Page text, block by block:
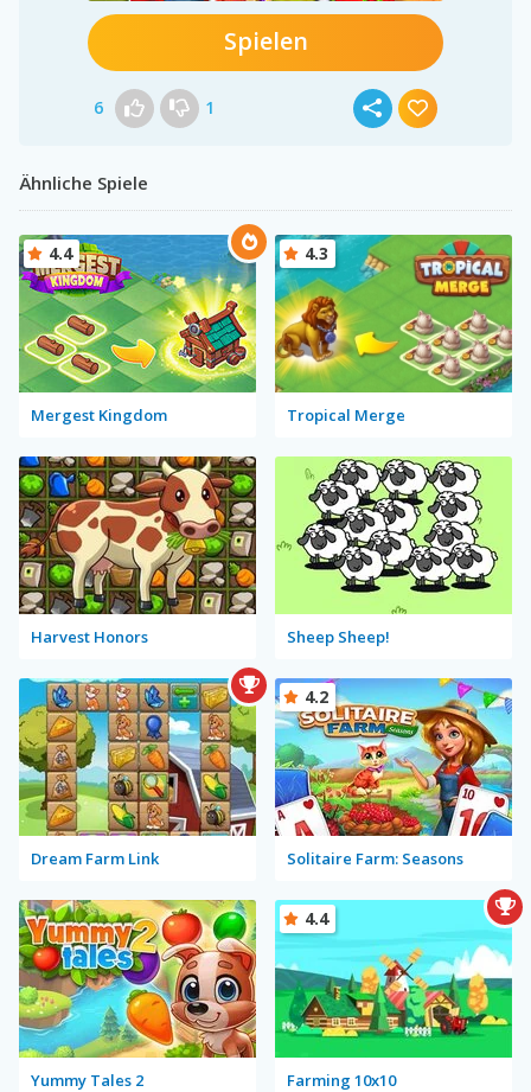
Spielen
6 1
Ähnliche Spiele
Mergest Kingdom
4.4
Tropical Merge
4.3
Harvest Honors Sheep Sheep!
Dream Farm Link Solitaire Farm: Seasons
4.2
Yummy Tales 2 Farming 10x10
4.4